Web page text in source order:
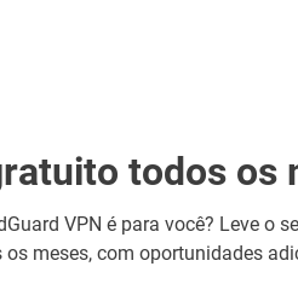
todos os
VPN é para você? Leve o
meses, com oportunidades